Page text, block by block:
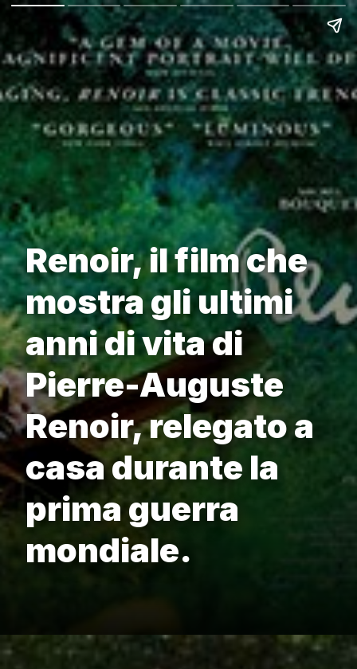
Renoir, il film che
mostra gli ultimi
anni di vita di
Pierre-Auguste
Renoir, relegato a
casa durante la
prima guerra
mondiale.